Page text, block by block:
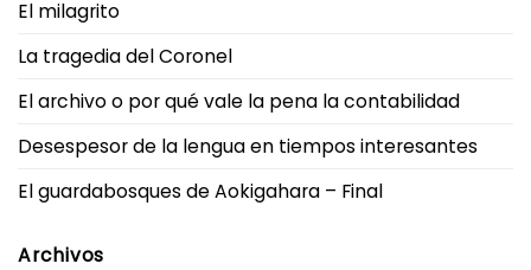
El milagrito
La tragedia del Coronel
El archivo o por qué vale la pena la contabilidad
Desespesor de la lengua en tiempos interesantes
El guardabosques de Aokigahara – Final
Archivos